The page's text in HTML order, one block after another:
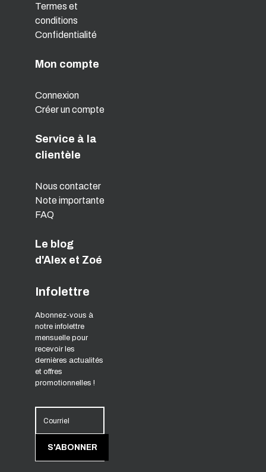
Termes et
conditions
Confidentialité
Mon compte
Connexion
Créer un compte
Service à la
clientèle
Nous contacter
Note importante
FAQ
Le blog
d'Alex et Zoé
Infolettre
Abonnez-vous à
notre infolettre
mensuelle pour
recevoir les
dernières actualités
et offres
promotionnelles !
Courriel
S'ABONNER